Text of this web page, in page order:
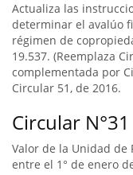
Actualiza las
determinar el avalúo
régimen de
19.537. (Reemplaza
complementada por
Circular 51, de 2016.
Circular
Valor de la Unidad de
entre el 1° de enero